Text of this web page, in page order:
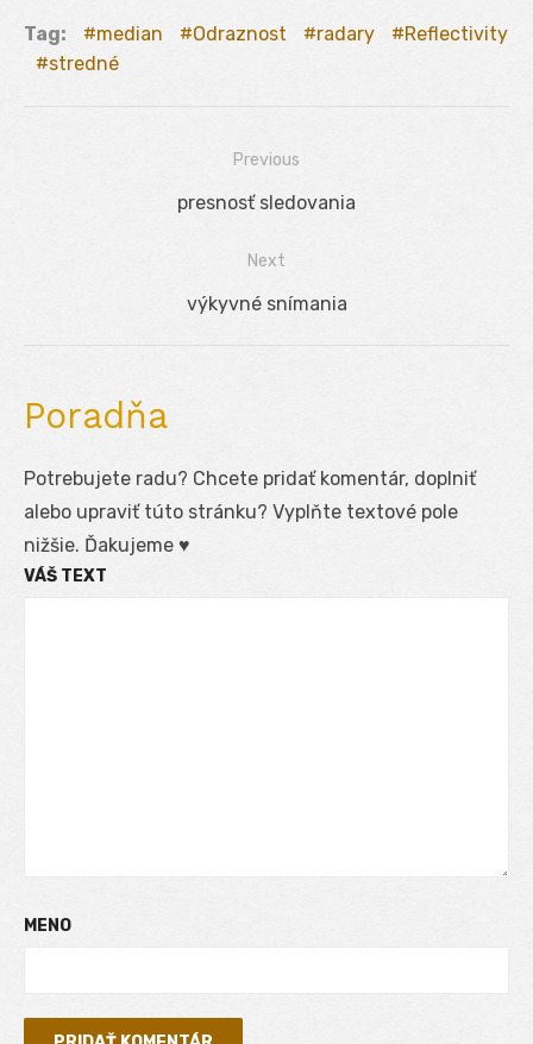
Tag: median Odraznost radary
Reflectivity
stredné
Navigácia
Previous
Previous
presnosť sledovania
Next
Next
výkyvné snímania
Poradňa
Potrebujete radu? Chcete pridať komentár, doplniť
alebo upraviť túto stránku? Vyplňte textové pole
nižšie. Ďakujeme ♥
VÁŠ TEXT
MENO